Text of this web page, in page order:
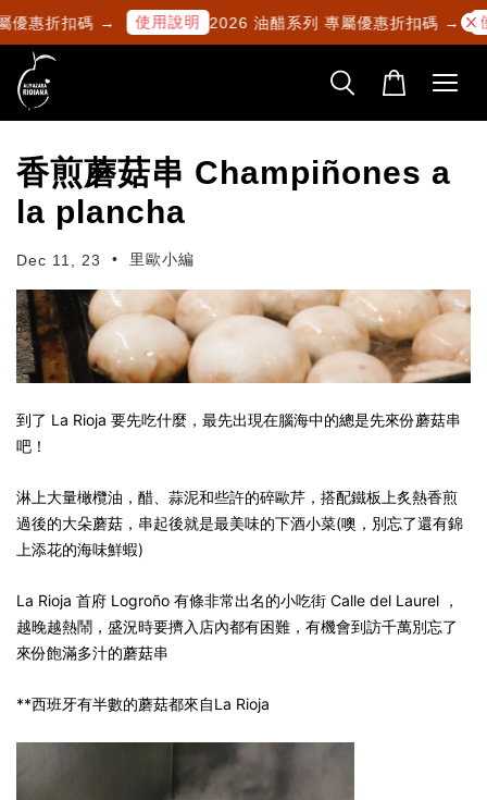
惠折扣碼 → 使用說明 2026 油醋系列 專屬優惠折扣碼 →
香煎蘑菇串 Champiñones a
la plancha
Dec 11, 23 • 里歐小編
到了 La Rioja 要先吃什麼，最先出現在腦海中的總是先來份蘑菇串
吧！
淋上大量橄欖油，醋、蒜泥和些許的碎歐芹，搭配鐵板上炙熱香煎
過後的大朵蘑菇，串起後就是最美味的下酒小菜(噢，別忘了還有錦
上添花的海味鮮蝦)
La Rioja 首府 Logroño 有條非常出名的小吃街 Calle del Laurel ，
越晚越熱鬧，盛況時要擠入店內都有困難，有機會到訪千萬別忘了
來份飽滿多汁的蘑菇串
**西班牙有半數的蘑菇都來自La Rioja